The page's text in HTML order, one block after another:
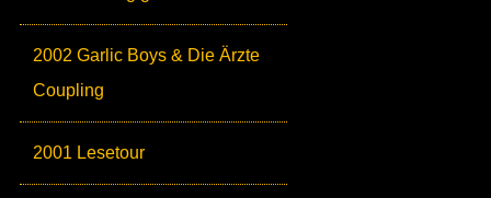
2002 Garlic Boys & Die Ärzte
Coupling
2001 Lesetour